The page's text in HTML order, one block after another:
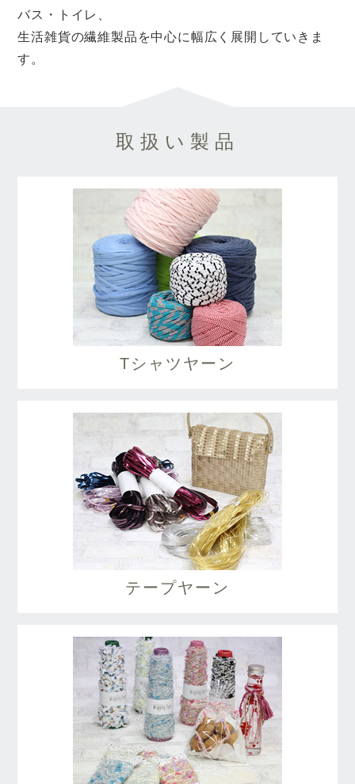
バス・トイレ、
生活雑貨の繊維製品を中心に幅広く展開していきま
す。
取扱い製品
Tシャツヤーン
テープヤーン